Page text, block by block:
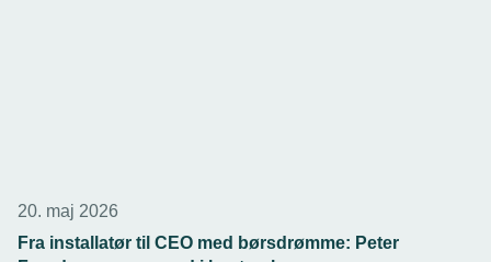
20. maj 2026
Fra installatør til CEO med børsdrømme: Peter